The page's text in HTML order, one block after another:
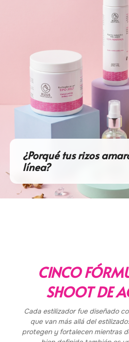
¿Porqué tus rizos
línea?
CINCO
SHOOT DE
Cada estilizador fue diseñado
que van más allá del
protegen y fortalecen mientras